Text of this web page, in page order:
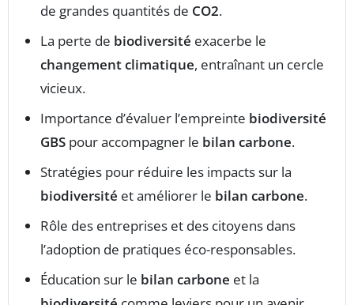
de grandes quantités de CO2.
La perte de biodiversité exacerbe le
changement climatique, entraînant un cercle
vicieux.
Importance d’évaluer l’empreinte biodiversité
GBS pour accompagner le bilan carbone.
Stratégies pour réduire les impacts sur la
biodiversité et améliorer le bilan carbone.
Rôle des entreprises et des citoyens dans
l’adoption de pratiques éco-responsables.
Éducation sur le bilan carbone et la